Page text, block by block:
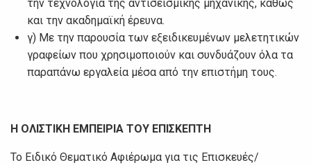
την τεχνολογία της αντισεισμικής μηχανικής, καθώς
και την ακαδημαϊκή έρευνα.
γ) Με την παρουσία των εξειδικευμένων μελετητικών
γραφείων που χρησιμοποιούν και συνδυάζουν όλα τα
παραπάνω εργαλεία μέσα από την επιστήμη τους.
Η ΟΛΙΣΤΙΚΗ ΕΜΠΕΙΡΙΑ ΤΟΥ ΕΠΙΣΚΕΠΤΗ
Το Ειδικό Θεματικό Αφιέρωμα για τις Επισκευές/